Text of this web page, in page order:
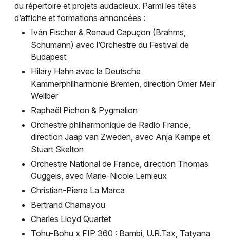
du répertoire et projets audacieux. Parmi les têtes
d’affiche et formations annoncées :
Iván Fischer & Renaud Capuçon (Brahms,
Schumann) avec l’Orchestre du Festival de
Budapest
Hilary Hahn avec la Deutsche
Kammerphilharmonie Bremen, direction Omer Meir
Wellber
Raphaël Pichon & Pygmalion
Orchestre philharmonique de Radio France,
direction Jaap van Zweden, avec Anja Kampe et
Stuart Skelton
Orchestre National de France, direction Thomas
Guggeis, avec Marie-Nicole Lemieux
Christian-Pierre La Marca
Bertrand Chamayou
Charles Lloyd Quartet
Tohu-Bohu x FIP 360 : Bambi, U.R.Tax, Tatyana